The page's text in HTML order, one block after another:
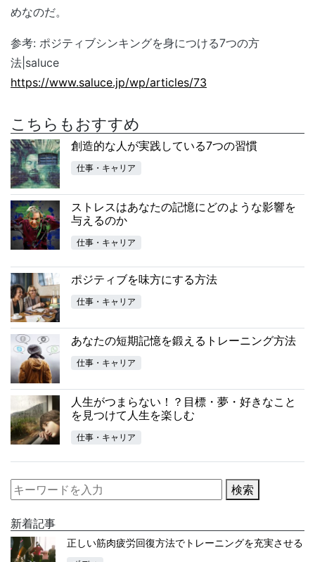
めなのだ。
参考: ポジティブシンキングを身につける7つの方
法|saluce
https://www.saluce.jp/wp/articles/73
こちらもおすすめ
創造的な人が実践している7つの習慣
仕事・キャリア
ストレスはあなたの記憶にどのような影響を
与えるのか
仕事・キャリア
ポジティブを味方にする方法
仕事・キャリア
あなたの短期記憶を鍛えるトレーニング方法
仕事・キャリア
人生がつまらない！？目標・夢・好きなこと
を見つけて人生を楽しむ
仕事・キャリア
検索
新着記事
正しい筋肉疲労回復方法でトレーニングを充実させる